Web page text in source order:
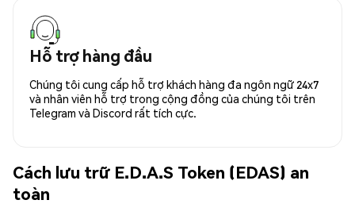
Hỗ trợ hàng đầu
Chúng tôi cung cấp hỗ trợ khách hàng đa ngôn ngữ 24x7
và nhân viên hỗ trợ trong cộng đồng của chúng tôi trên
Telegram và Discord rất tích cực.
Cách lưu trữ E.D.A.S Token (EDAS) an
toàn